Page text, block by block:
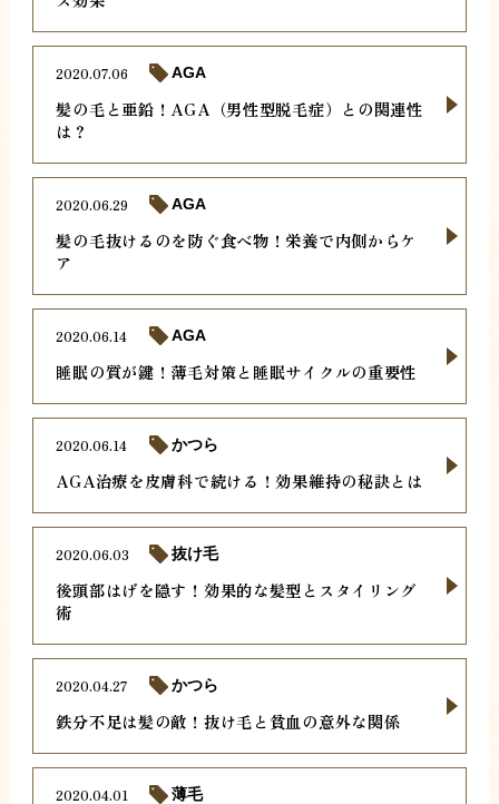
髪の毛と亜鉛！AGA（男性型脱毛症）との関連性
は？
2020.07.06 AGA
髪の毛抜けるのを防ぐ食べ物！栄養で内側からケ
ア
2020.06.29 AGA
睡眠の質が鍵！薄毛対策と睡眠サイクルの重要性
2020.06.14 AGA
AGA治療を皮膚科で続ける！効果維持の秘訣とは
2020.06.14 かつら
後頭部はげを隠す！効果的な髪型とスタイリング
術
2020.06.03 抜け毛
鉄分不足は髪の敵！抜け毛と貧血の意外な関係
2020.04.27 かつら
2020.04.01 薄毛